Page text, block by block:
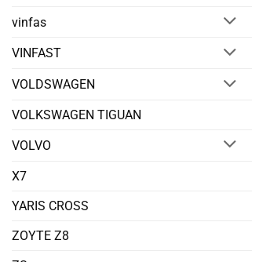
vinfas
VINFAST
VOLDSWAGEN
VOLKSWAGEN TIGUAN
VOLVO
X7
YARIS CROSS
ZOYTE Z8